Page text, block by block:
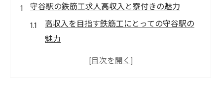
守谷駅の鉄筋工求人高収入と寮付きの魅力
高収入を目指す鉄筋工にとっての守谷駅の
魅力
寮付き求人で住居の負担を軽減する方法